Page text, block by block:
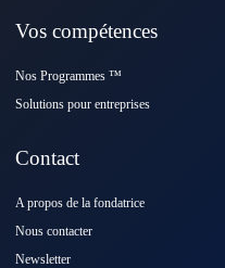
Vos compétences
Nos Programmes ™️
Solutions pour entreprises
Contact
A propos de la fondatrice
Nous contacter
Newsletter